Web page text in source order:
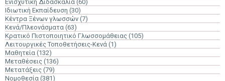
Ενισχυτική Διδασκαλία (60)
Ιδιωτική Εκπαίδευση (30)
Κέντρα Ξένων γλωσσών (7)
Κενά/Πλεονάσματα (63)
Κρατικό Πιστοποιητικό Γλωσσομάθειας (105)
Λειτουργικές Τοποθετήσεις-Κενά (1)
Μαθητεία (132)
Μεταθέσεις (136)
Μετατάξεις (79)
Νομοθεσία (381)